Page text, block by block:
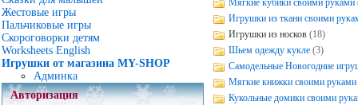
Жестовые игры
Пальчиковые игры
Скороговорки детям
Worksheets English
Игрушки от магазина MY-SHOP
Админка
Авторизация
Мягкие кубики своими руками
Игрушки из ткани своими
Игрушки из носков(18)
Шьем одежду кукле (3)
Самодельные Новогодние
Мягкие книжки своими руками
Кукольные домики своими